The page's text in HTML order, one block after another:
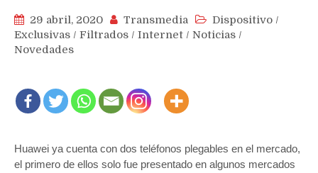
29 abril, 2020 Transmedia Dispositivo /
Exclusivas / Filtrados / Internet / Noticias /
Novedades
Huawei ya cuenta con dos teléfonos plegables en el mercado,
el primero de ellos solo fue presentado en algunos mercados